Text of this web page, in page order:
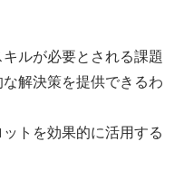
ルが必要とされる課題
解決策を提供できるわ
トを効果的に活用する